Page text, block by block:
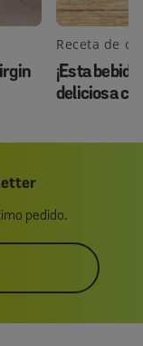
Receta de
¡Esta
deliciosa
pedido.